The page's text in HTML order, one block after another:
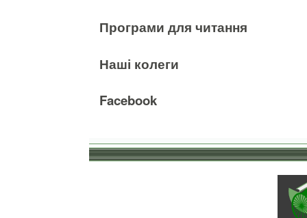
Програми для читання
Наші колеги
Facebook